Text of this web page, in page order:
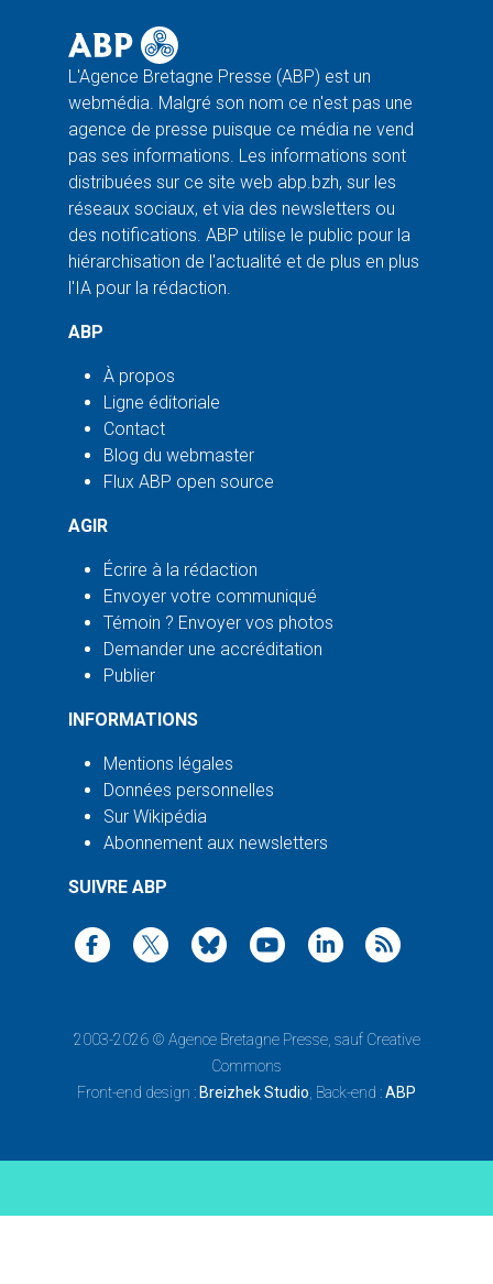
L'Agence Bretagne Presse (ABP) est un
webmédia. Malgré son nom ce n'est pas une
agence de presse puisque ce média ne vend
pas ses informations. Les informations sont
distribuées sur ce site web abp.bzh, sur les
réseaux sociaux, et via des newsletters ou
des notifications. ABP utilise le public pour la
hiérarchisation de l'actualité et de plus en plus
l'IA pour la rédaction.
ABP
À propos
Ligne éditoriale
Contact
Blog du webmaster
Flux ABP open source
AGIR
Écrire à la rédaction
Envoyer votre communiqué
Témoin ? Envoyer vos photos
Demander une accréditation
Publier
INFORMATIONS
Mentions légales
Données personnelles
Sur Wikipédia
Abonnement aux newsletters
SUIVRE ABP
2003-2026 © Agence Bretagne Presse, sauf Creative
Commons
Front-end design : Breizhek Studio , Back-end :ABP